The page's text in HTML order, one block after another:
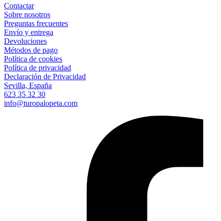
Contactar
Sobre nosotros
Preguntas frecuentes
Envío y entrega
Devoluciones
Métodos de pago
Política de cookies
Política de privacidad
Declaración de Privacidad
Sevilla, España
623 35 32 30
info@turopalopeta.com